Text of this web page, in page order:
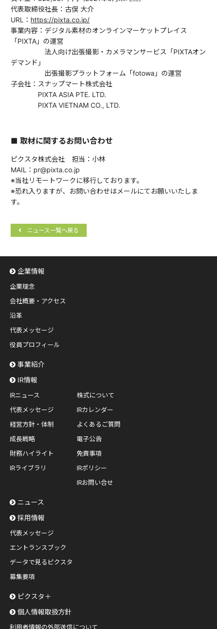
代表取締役社長：古俣 大介
URL： https://pixta.co.jp/
事業内容：デジタル素材のオンラインマーケットプレイス
「PIXTA」の運営
法人向け出張撮影・カメラマンサービス「PIXTAオン
デマンド」
出張撮影プラットフォーム「fotowa」の運営
子会社：スナップマート株式会社
PIXTA ASIA PTE. LTD.
PIXTA VIETNAM CO., LTD.
■ 取材に関するお問い合わせ
ピクスタ株式会社 担当：小林
MAIL：pr@pixta.co.jp
※当社リモートワークに移行しております。
※恐れ入りますが、お問い合わせはメールにてお願いいたしま
す。
ニュース一覧へ戻る
企業情報
企業理念
会社概要・アクセス
沿革
代表メッセージ
役員プロフィール
事業紹介
IR情報
IRニュース
代表メッセージ
経営方針・体制
成長戦略
財務ハイライト
IRライブラリ
株式について
IRカレンダー
よくあるご質問
電子公告
免責事項
IRポリシー
IRお問い合せ
ニュース
採用情報
代表メッセージ
エントランスブック
データで見るピクスタ
募集要項
ピクスタ＋
個人情報取扱方針
利用者情報の外部送信について